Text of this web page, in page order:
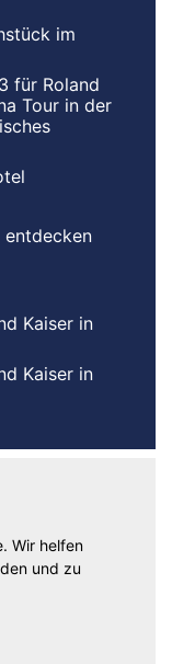
im
für Roland
Tour in der
entdecken
Kaiser in
Kaiser in
Wir helfen
und zu